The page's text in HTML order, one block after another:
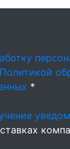
Политикой
*